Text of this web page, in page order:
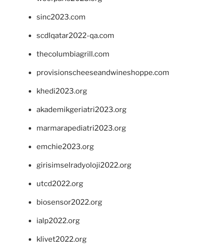
sinc2023.com
scdlqatar2022-qa.com
thecolumbiagrill.com
provisionscheeseandwineshoppe.com
khedi2023.org
akademikgeriatri2023.org
marmarapediatri2023.org
emchie2023.org
girisimselradyoloji2022.org
utcd2022.org
biosensor2022.org
ialp2022.org
klivet2022.org